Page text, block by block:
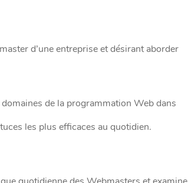
d’une entreprise et désirant aborder
de la programmation Web dans
les plus efficaces au quotidien.